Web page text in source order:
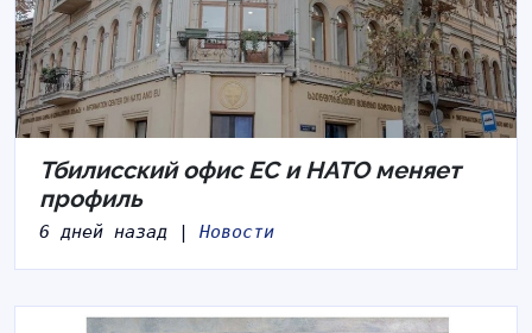
Тбилисский офис ЕС и НАТО меняет
профиль
6 дней назад | Новости